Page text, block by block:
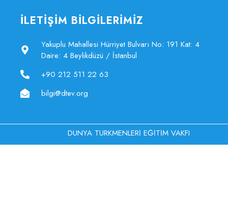
İLETİŞİM BİLGİLERİMİZ
Yakuplu Mahallesi Hürriyet Bulvarı No: 191 Kat: 4
Daire: 4 Beylikdüzü / İstanbul
+90 212 511 22 63
bilgi@dtev.org
DÜNYA TÜRKMENLERİ EĞİTİM VAKFI